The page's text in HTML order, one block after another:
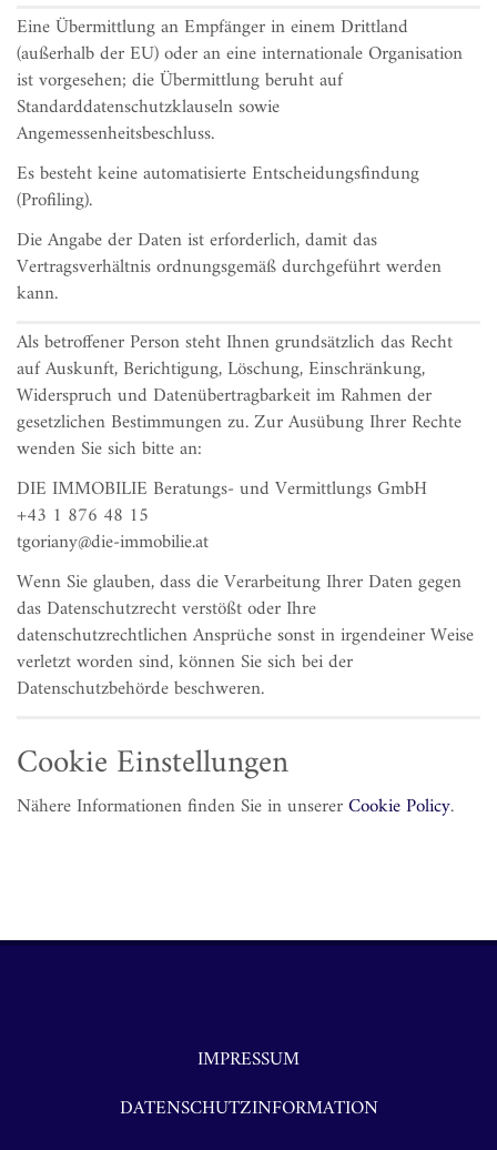
Eine Übermittlung an Empfänger in einem Drittland
(außerhalb der EU) oder an eine internationale Organisation
ist vorgesehen; die Übermittlung beruht auf
Standarddatenschutzklauseln sowie
Angemessenheitsbeschluss.
Es besteht keine automatisierte Entscheidungsfindung
(Profiling).
Die Angabe der Daten ist erforderlich, damit das
Vertragsverhältnis ordnungsgemäß durchgeführt werden
kann.
Als betroffener Person steht Ihnen grundsätzlich das Recht
auf Auskunft, Berichtigung, Löschung, Einschränkung,
Widerspruch und Datenübertragbarkeit im Rahmen der
gesetzlichen Bestimmungen zu. Zur Ausübung Ihrer Rechte
wenden Sie sich bitte an:
DIE IMMOBILIE Beratungs- und Vermittlungs GmbH
+43 1 876 48 15
tgoriany@die-immobilie.at
Wenn Sie glauben, dass die Verarbeitung Ihrer Daten gegen
das Datenschutzrecht verstößt oder Ihre
datenschutzrechtlichen Ansprüche sonst in irgendeiner Weise
verletzt worden sind, können Sie sich bei der
Datenschutzbehörde beschweren.
Cookie Einstellungen
Nähere Informationen finden Sie in unsererCookie Policy.
IMPRESSUM
DATENSCHUTZINFORMATION